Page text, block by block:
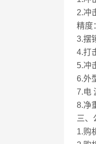
2.冲
精度
3.摆
4.打
5.冲
6.外
7.电
8.净
三、
1.购